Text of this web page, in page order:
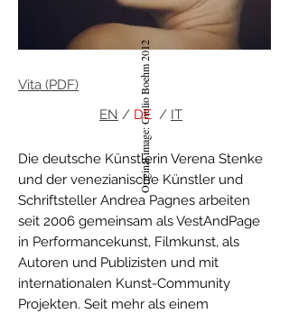
Original image: Giulio Boehm 2012
Vita (PDF)
EN / DE / IT
Die deutsche Künstlerin Verena Stenke
und der venezianische Künstler und
Schriftsteller Andrea Pagnes arbeiten
seit 2006 gemeinsam als VestAndPage
in Performancekunst, Filmkunst, als
Autoren und Publizisten und mit
internationalen Kunst-Community
Projekten. Seit mehr als einem